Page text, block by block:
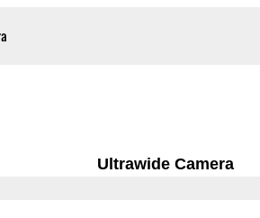
Ultrawide Camera